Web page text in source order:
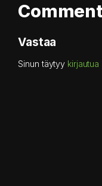
Vastaa
Sinun täytyy